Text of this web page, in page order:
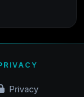
Privacy